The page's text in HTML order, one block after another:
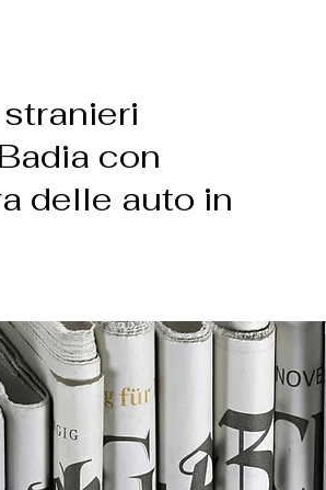
con
delle auto in